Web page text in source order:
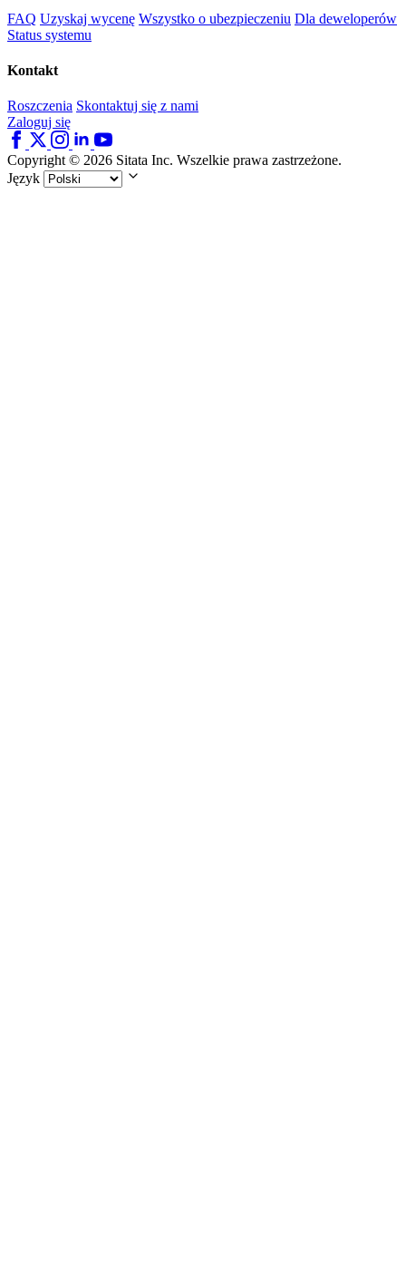
FAQ Uzyskaj wycenę Wszystko o ubezpieczeniu Dla deweloperów
Status systemu
Kontakt
Roszczenia Skontaktuj się z nami
Zaloguj się
Copyright © 2026 Sitata Inc. Wszelkie prawa zastrzeżone.
Język